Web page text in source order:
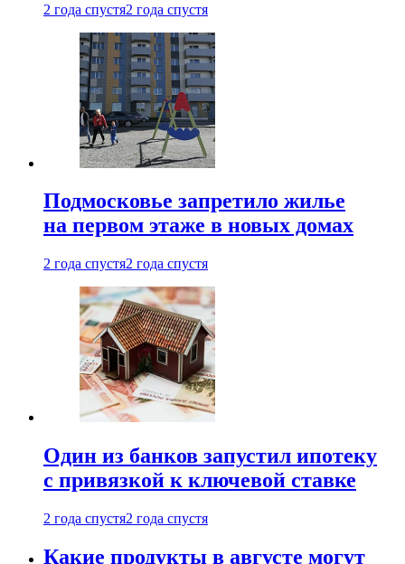
2 года спустя2 года спустя
Подмосковье запретило жилье
на первом этаже в новых домах
2 года спустя2 года спустя
Один из банков запустил ипотеку
с привязкой к ключевой ставке
2 года спустя2 года спустя
Какие продукты в августе могут